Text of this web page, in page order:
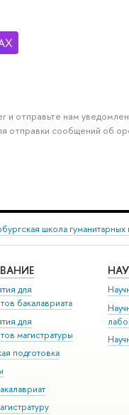
отправьте нам
отправки сообщений об
школа гуманитарных
для
бакалавриата
для
магистратуры
подготовка